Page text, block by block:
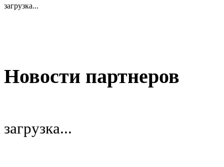
загрузка...
Новости партнеров
загрузка...